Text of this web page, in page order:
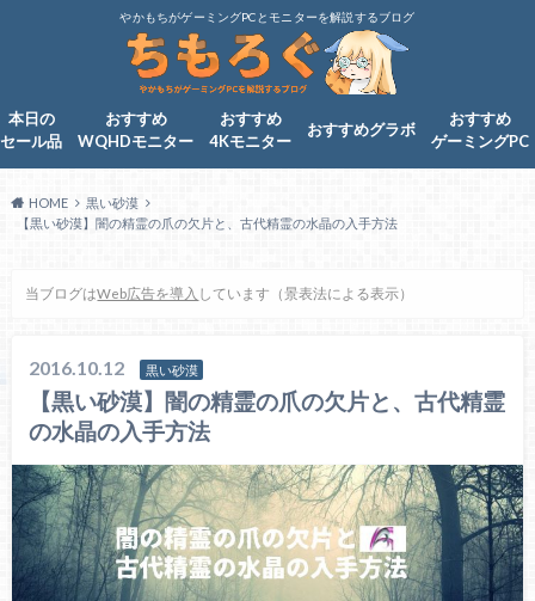
やかもちがゲーミングPCとモニターを解説するブログ
本日の
セール品
おすすめ
WQHDモニター
おすすめ
4Kモニター
おすすめグラボ
おすすめ
ゲーミングPC
HOME
黒い砂漠
【黒い砂漠】闇の精霊の爪の欠片と、古代精霊の水晶の入手方法
当ブログはWeb広告を導入 しています（景表法による表示）
2016.10.12 黒い砂漠
【黒い砂漠】闇の精霊の爪の欠片と、古代精霊
の水晶の入手方法